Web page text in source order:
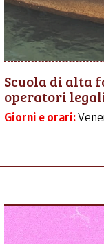
Scuola di alta
operatori
Giorni e orari: